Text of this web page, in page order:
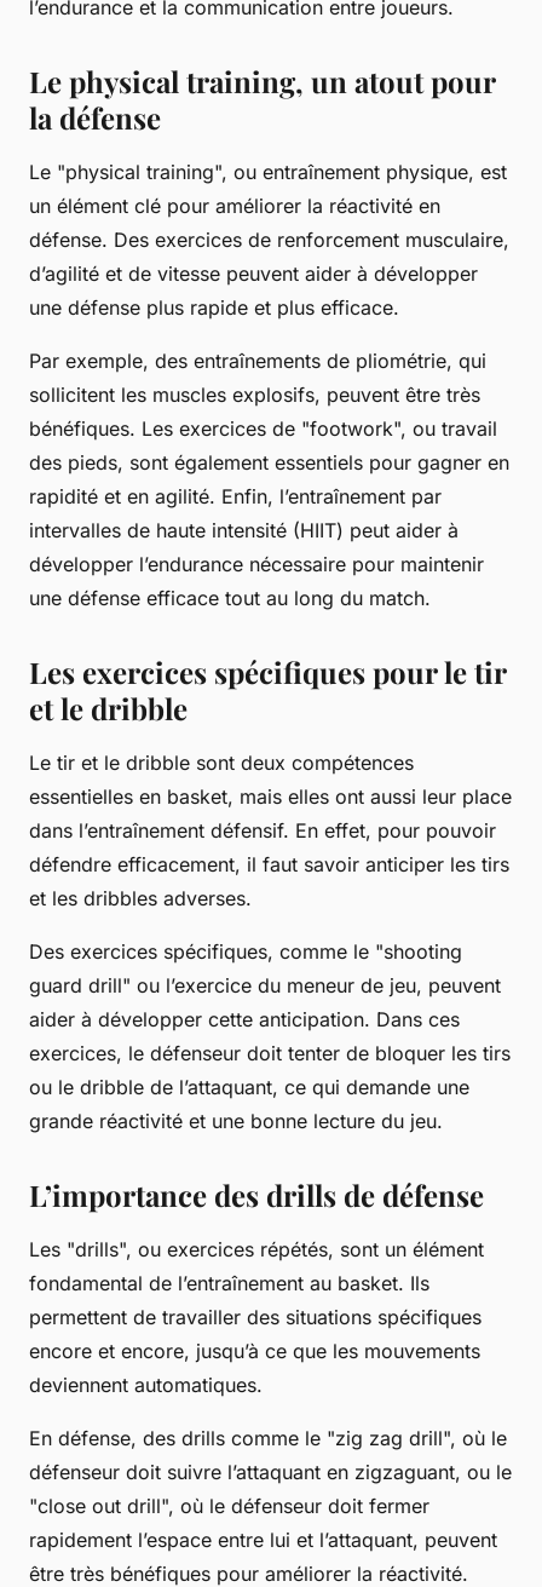
l’endurance et la communication entre joueurs.
Le physical training, un atout pour
la défense
Le "physical training", ou entraînement physique, est
un élément clé pour améliorer la réactivité en
défense. Des exercices de renforcement musculaire,
d’agilité et de vitesse peuvent aider à développer
une défense plus rapide et plus efficace.
Par exemple, des entraînements de pliométrie, qui
sollicitent les muscles explosifs, peuvent être très
bénéfiques. Les exercices de "footwork", ou travail
des pieds, sont également essentiels pour gagner en
rapidité et en agilité. Enfin, l’entraînement par
intervalles de haute intensité (HIIT) peut aider à
développer l’endurance nécessaire pour maintenir
une défense efficace tout au long du match.
Les exercices spécifiques pour le tir
et le dribble
Le tir et le dribble sont deux compétences
essentielles en basket, mais elles ont aussi leur place
dans l’entraînement défensif. En effet, pour pouvoir
défendre efficacement, il faut savoir anticiper les tirs
et les dribbles adverses.
Des exercices spécifiques, comme le "shooting
guard drill" ou l’exercice du meneur de jeu, peuvent
aider à développer cette anticipation. Dans ces
exercices, le défenseur doit tenter de bloquer les tirs
ou le dribble de l’attaquant, ce qui demande une
grande réactivité et une bonne lecture du jeu.
L’importance des drills de défense
Les "drills", ou exercices répétés, sont un élément
fondamental de l’entraînement au basket. Ils
permettent de travailler des situations spécifiques
encore et encore, jusqu’à ce que les mouvements
deviennent automatiques.
En défense, des drills comme le "zig zag drill", où le
défenseur doit suivre l’attaquant en zigzaguant, ou le
"close out drill", où le défenseur doit fermer
rapidement l’espace entre lui et l’attaquant, peuvent
être très bénéfiques pour améliorer la réactivité.